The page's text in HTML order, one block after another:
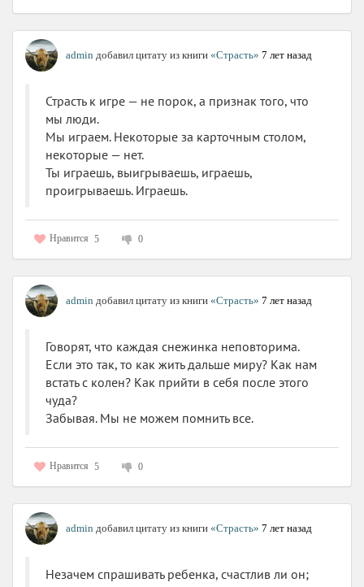
admin добавил цитату из книги «Страсть» 7 лет назад
Страсть к игре — не порок, а признак того, что
мы люди.
Мы играем. Некоторые за карточным столом,
некоторые — нет.
Ты играешь, выигрываешь, играешь,
проигрываешь. Играешь.
Нравится 5 0
admin добавил цитату из книги «Страсть» 7 лет назад
Говорят, что каждая снежинка неповторима.
Если это так, то как жить дальше миру? Как нам
встать с колен? Как прийти в себя после этого
чуда?
Забывая. Мы не можем помнить все.
Нравится 5 0
admin добавил цитату из книги «Страсть» 7 лет назад
Незачем спрашивать ребенка, счастлив ли он;